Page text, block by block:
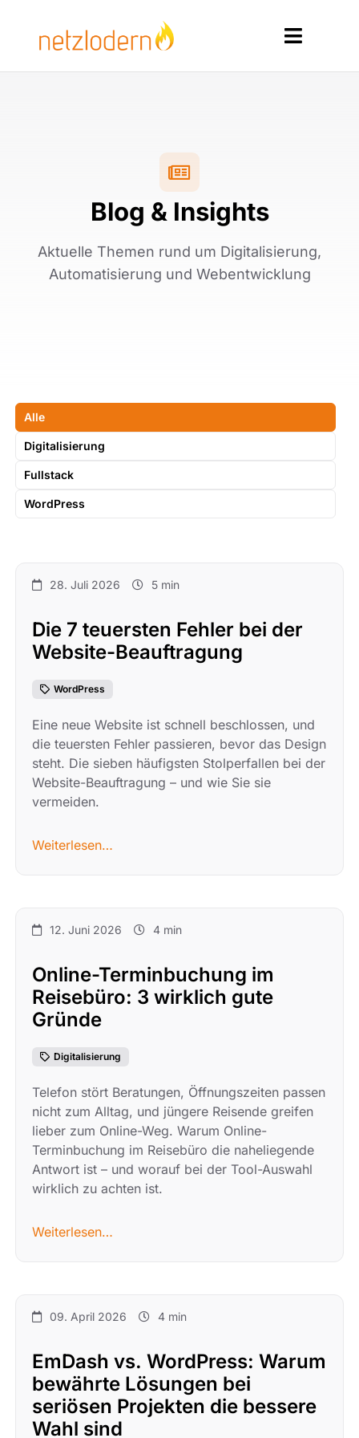
springen
Toggle
Kontakt
Blog & Insights
Aktuelle Themen rund um Digitalisierung,
Automatisierung und Webentwicklung
Alle
Digitalisierung
Fullstack
WordPress
28. Juli 2026 5 min
Die 7 teuersten Fehler bei der
Website-Beauftragung
WordPress
Eine neue Website ist schnell beschlossen, und
die teuersten Fehler passieren, bevor das Design
steht. Die sieben häufigsten Stolperfallen bei der
Website-Beauftragung – und wie Sie sie
vermeiden.
Weiterlesen…
12. Juni 2026 4 min
Online-Terminbuchung im
Reisebüro: 3 wirklich gute
Gründe
Digitalisierung
Telefon stört Beratungen, Öffnungszeiten passen
nicht zum Alltag, und jüngere Reisende greifen
lieber zum Online-Weg. Warum Online-
Terminbuchung im Reisebüro die naheliegende
Antwort ist – und worauf bei der Tool-Auswahl
wirklich zu achten ist.
Weiterlesen…
09. April 2026 4 min
EmDash vs. WordPress: Warum
bewährte Lösungen bei
seriösen Projekten die bessere
Wahl sind